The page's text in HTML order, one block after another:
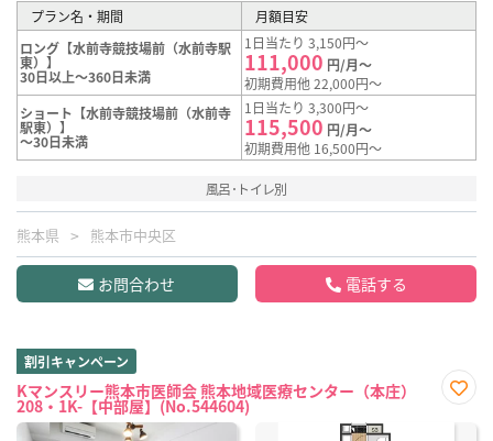
プラン名・期間
月額目安
ロング【水前寺競技場前（水前寺駅
東）】
30日以上～360日未満
1日当たり 3,150円～
111,000 円/月～
初期費用他 22,000円～
ショート【水前寺競技場前（水前寺
駅東）】
～30日未満
1日当たり 3,300円～
115,500 円/月～
初期費用他 16,500円～
風呂･トイレ別
熊本県 熊本市中央区
お問合わせ 電話する
割引キャンペーン
Kマンスリー熊本市医師会 熊本地域医療センター（本庄）
208・1K-【中部屋】(No.544604)
に入